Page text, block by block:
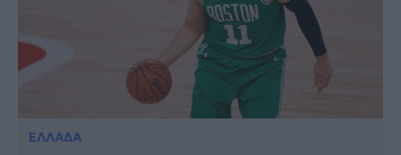
ΕΛΛΑΔΑ